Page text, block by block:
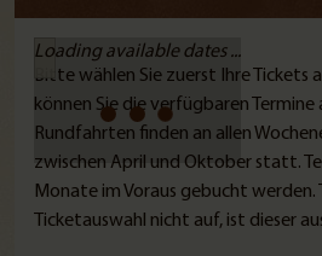
Loading available dates ...
Bitte wählen Sie zuerst Ihre Tickets
können Sie die verfügbaren Termine
Rundfahrten finden an allen
zwischen April und Oktober statt.
Monate im Voraus gebucht werden.
Ticketauswahl nicht auf, ist dieser